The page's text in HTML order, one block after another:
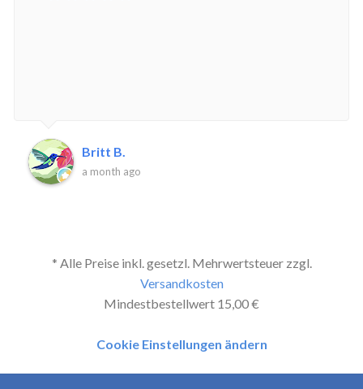
Britt B.
a month ago
* Alle Preise inkl. gesetzl. Mehrwertsteuer zzgl.
Versandkosten
Mindestbestellwert 15,00 €
Cookie Einstellungen ändern